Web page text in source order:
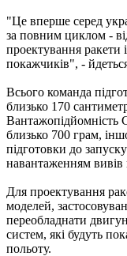
"Це вперше серед
за повним циклом -
проектування ракети
покажчиків", -
Всього команда
близько 170
Вантажопідйомність
близько 700 грам,
підготовки до
навантаженням вивів
Для проектування
моделей,
переобладнати
систем, які будуть
польоту.